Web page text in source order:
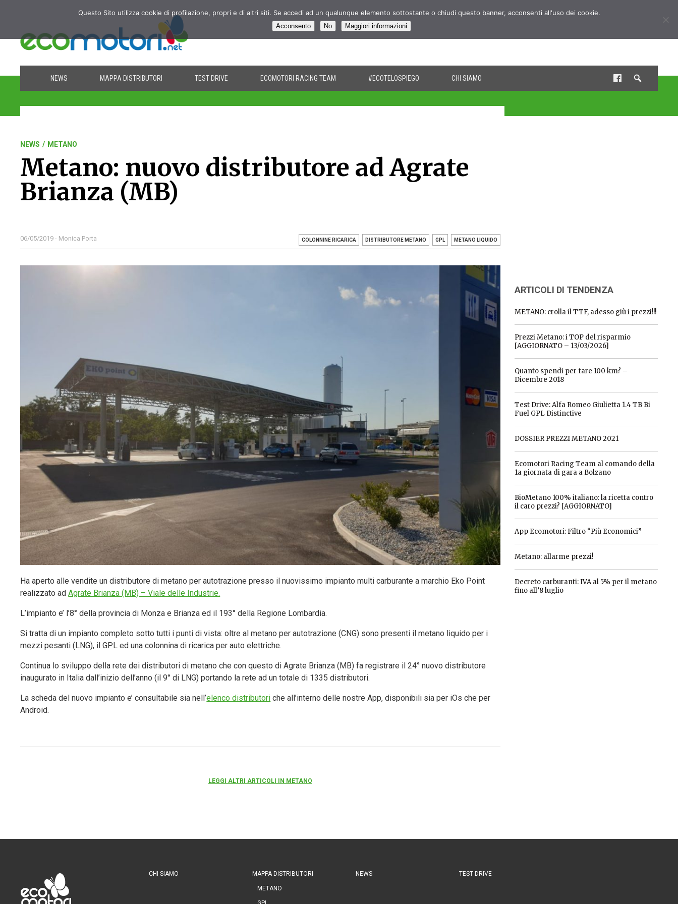
NEWS MAPPA DISTRIBUTORI TEST DRIVE ECOMOTORI RACING TEAM #ECOTELOSPIEGO CHI SIAMO
NEWS / METANO
Metano: nuovo distributore ad Agrate
Brianza (MB)
06/05/2019 - Monica Porta COLONNINE RICARICA DISTRIBUTORE METANO GPL METANO LIQUIDO
Ha aperto alle vendite un distributore di metano per autotrazione presso il nuovissimo impianto multi carburante a marchio Eko Point
realizzato adAgrate Brianza (MB) – Viale delle Industrie.
L’impianto e’ l’8° della provincia di Monza e Brianza ed il 193° della Regione Lombardia.
Si tratta di un impianto completo sotto tutti i punti di vista: oltre al metano per autotrazione (CNG) sono presenti il metano liquido per i
mezzi pesanti (LNG), il GPL ed una colonnina di ricarica per auto elettriche.
Continua lo sviluppo della rete dei distributori di metano che con questo di Agrate Brianza (MB) fa registrare il 24° nuovo distributore
inaugurato in Italia dall’inizio dell’anno (il 9° di LNG) portando la rete ad un totale di 1335 distributori.
La scheda del nuovo impianto e’ consultabile sia nell’elenco distributori che all’interno delle nostre App, disponibili sia per iOs che per
Android.
LEGGI ALTRI ARTICOLI IN METANO
ARTICOLI DI TENDENZA
METANO: crolla il TTF, adesso giù i prezzi!!!
Prezzi Metano: i TOP del risparmio
[AGGIORNATO – 13/03/2026]
Quanto spendi per fare 100 km? –
Dicembre 2018
Test Drive: Alfa Romeo Giulietta 1.4 TB Bi
Fuel GPL Distinctive
DOSSIER PREZZI METANO 2021
Ecomotori Racing Team al comando della
1a giornata di gara a Bolzano
BioMetano 100% italiano: la ricetta contro
il caro prezzi? [AGGIORNATO]
App Ecomotori: Filtro “Più Economici”
Metano: allarme prezzi!
Decreto carburanti: IVA al 5% per il metano
fino all’8 luglio
CHI SIAMO MAPPA DISTRIBUTORI
METANO
NEWS TEST DRIVE
Questo Sito utilizza cookie di profilazione, propri e di altri siti. Se accedi ad un qualunque elemento sottostante o chiudi questo banner, acconsenti all'uso dei cookie.
Acconsento No Maggiori informazioni